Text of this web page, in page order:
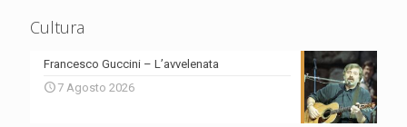
Cultura
Francesco Guccini – L’avvelenata
7 Agosto 2026